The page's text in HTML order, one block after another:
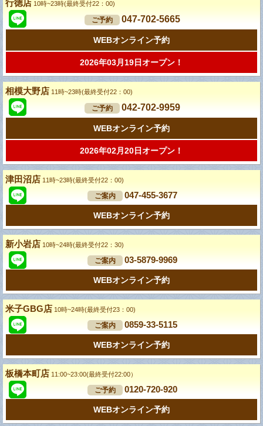
行徳店 10時~23時(最終受付22：00)
ご予約 047-702-5665
WEBオンライン予約
2026年03月19日オープン！
相模大野店 11時~23時(最終受付22：00)
ご予約 042-702-9959
WEBオンライン予約
2026年02月20日オープン！
津田沼店 11時~23時(最終受付22：00)
ご案内 047-455-3677
WEBオンライン予約
新小岩店 10時~24時(最終受付22：30)
ご案内 03-5879-9969
WEBオンライン予約
米子GBG店 10時~24時(最終受付23：00)
ご案内 0859-33-5115
WEBオンライン予約
板橋本町店 11:00~23:00(最終受付22:00）
ご予約 0120-720-920
WEBオンライン予約